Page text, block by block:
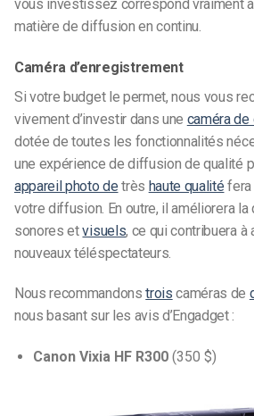
vous investissez correspond vraiment
matière de diffusion en continu.
Caméra d’enregistrement
Si votre budget le permet, nous vous
vivement d’investir dans une caméra
dotée de toutes les fonctionnalités
une expérience de diffusion de qualité
appareil photo de très haute qualité
votre diffusion. En outre, il améliorera
sonores etvisuels, ce qui contribuera
nouveaux téléspectateurs.
Nous recommandonstrois caméras de
nous basant sur les avis d’Engadget :
Canon Vixia HF R300(350 $)